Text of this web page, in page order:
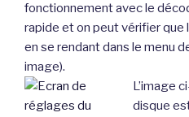
fonctionnement avec le
rapide et on peut vérifier
en se rendant dans le menu
image).
L’image
disque